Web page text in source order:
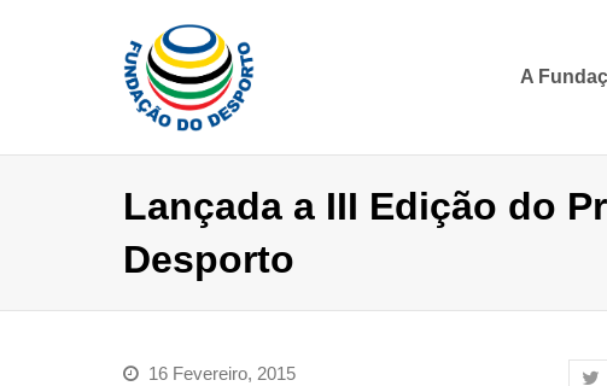
A
Lançada a III Edição do
Desporto
16 Fevereiro, 2015